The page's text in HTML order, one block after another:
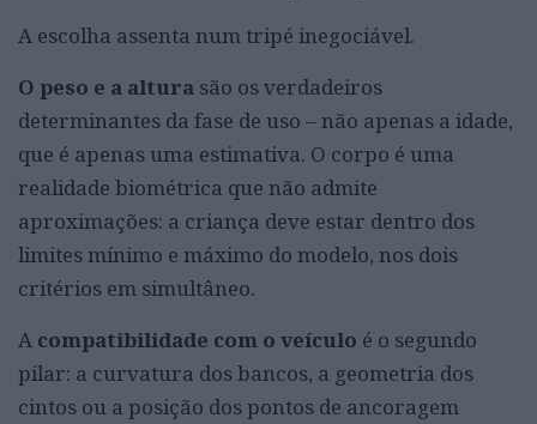
A escolha assenta num tripé inegociável.
O peso e a altura são os verdadeiros
determinantes da fase de uso – não apenas a idade,
que é apenas uma estimativa. O corpo é uma
realidade biométrica que não admite
aproximações: a criança deve estar dentro dos
limites mínimo e máximo do modelo, nos dois
critérios em simultâneo.
A compatibilidade com o veículo é o segundo
pilar: a curvatura dos bancos, a geometria dos
cintos ou a posição dos pontos de ancoragem